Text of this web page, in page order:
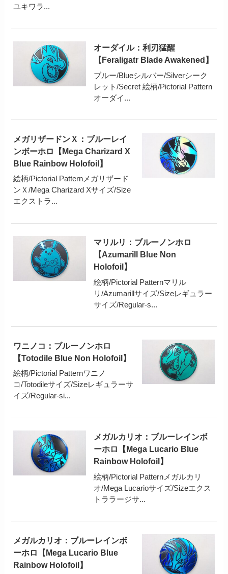
ユキワラ...
オーダイル：利刃猛醒
【Feraligatr Blade Awakened】
ブルー/Blueシルバー/Silverシーク
レット/Secret 絵柄/Pictorial Pattern
オーダイ...
メガリザードンＸ：ブルーレイ
ンボーホロ【Mega Charizard X
Blue Rainbow Holofoil】
絵柄/Pictorial Patternメガリザード
ンＸ/Mega Charizard Xサイズ/Size
エクストラ...
マリルリ：ブルーノンホロ
【Azumarill Blue Non
Holofoil】
絵柄/Pictorial Patternマリル
リ/Azumarillサイズ/Sizeレギュラー
サイズ/Regular-s...
ワニノコ：ブルーノンホロ
【Totodile Blue Non Holofoil】
絵柄/Pictorial Patternワニノ
コ/Totodileサイズ/Sizeレギュラーサ
イズ/Regular-si...
メガルカリオ：ブルーレインボ
ーホロ【Mega Lucario Blue
Rainbow Holofoil】
絵柄/Pictorial Patternメガルカリ
オ/Mega Lucarioサイズ/Sizeエクス
トララージサ...
メガルカリオ：ブルーレインボ
ーホロ【Mega Lucario Blue
Rainbow Holofoil】